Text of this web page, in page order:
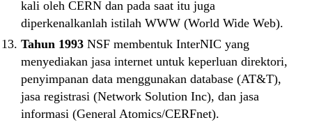
kali oleh CERN dan pada saat itu juga
diperkenalkanlah istilah WWW (World Wide Web).
Tahun 1993 NSF membentuk InterNIC yang
menyediakan jasa internet untuk keperluan direktori,
penyimpanan data menggunakan database (AT&T),
jasa registrasi (Network Solution Inc), dan jasa
informasi (General Atomics/CERFnet).